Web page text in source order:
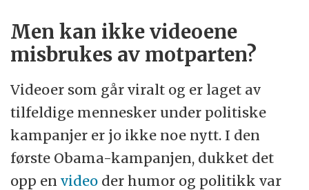
Men kan ikke videoene
misbrukes av motparten?
Videoer som går viralt og er laget av
tilfeldige mennesker under politiske
kampanjer er jo ikke noe nytt. I den
første Obama-kampanjen, dukket det
opp envideo der humor og politikk var